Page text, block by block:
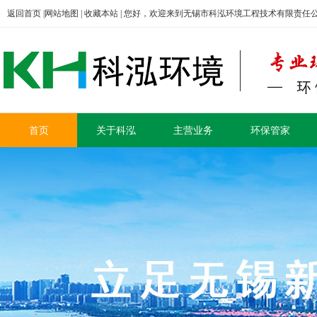
返回首页 网站地图 收藏本站 | 您好，欢迎来到无锡市科泓环境工程技术有限责任
首页 关于科泓 主营业务 环保管家